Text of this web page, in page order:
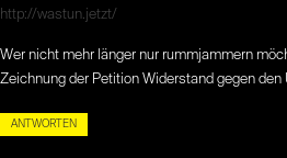
http://wastun.jetzt/
Wer nicht mehr länger nur rummjammern
Zeichnung der Petition Widerstand gegen
ANTWORTEN